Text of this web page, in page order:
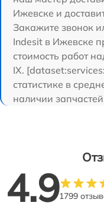
Ижевске и
Закажите звонок
Indesit в Ижевске
стоимость работ
IX.
статистике в
наличии
4.91799